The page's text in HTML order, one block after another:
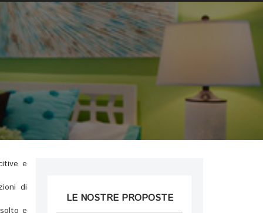
e
di
e
LE NOSTRE PROPOSTE